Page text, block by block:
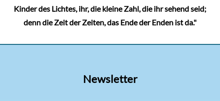
Kinder des Lichtes, ihr, die kleine Zahl, die ihr sehend seid;
denn die Zeit der Zeiten, das Ende der Enden ist da."
Newsletter